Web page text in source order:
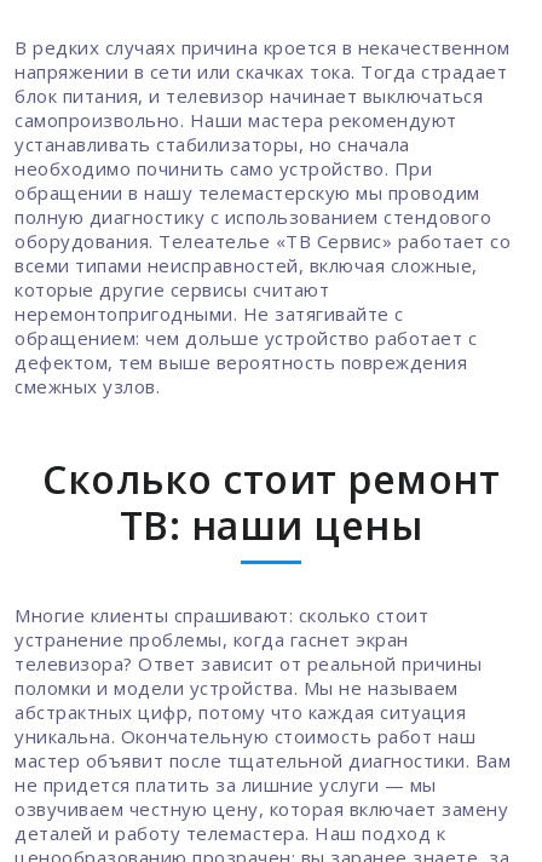
В редких случаях причина кроется в некачественном
напряжении в сети или скачках тока. Тогда страдает
блок питания, и телевизор начинает выключаться
самопроизвольно. Наши мастера рекомендуют
устанавливать стабилизаторы, но сначала
необходимо починить само устройство. При
обращении в нашу телемастерскую мы проводим
полную диагностику с использованием стендового
оборудования. Телеателье «ТВ Сервис» работает со
всеми типами неисправностей, включая сложные,
которые другие сервисы считают
неремонтопригодными. Не затягивайте с
обращением: чем дольше устройство работает с
дефектом, тем выше вероятность повреждения
смежных узлов.
Сколько стоит ремонт
ТВ: наши цены
Многие клиенты спрашивают: сколько стоит
устранение проблемы, когда гаснет экран
телевизора? Ответ зависит от реальной причины
поломки и модели устройства. Мы не называем
абстрактных цифр, потому что каждая ситуация
уникальна. Окончательную стоимость работ наш
мастер объявит после тщательной диагностики. Вам
не придется платить за лишние услуги — мы
озвучиваем честную цену, которая включает замену
деталей и работу телемастера. Наш подход к
ценообразованию прозрачен: вы заранее знаете, за